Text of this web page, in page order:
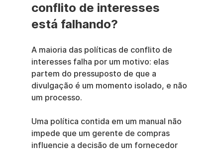
conflito de interesses
está falhando?
A maioria das políticas de conflito de
interesses falha por um motivo: elas
partem do pressuposto de que a
divulgação é um momento isolado, e não
um processo.
Uma política contida em um manual não
impede que um gerente de compras
influencie a decisão de um fornecedor